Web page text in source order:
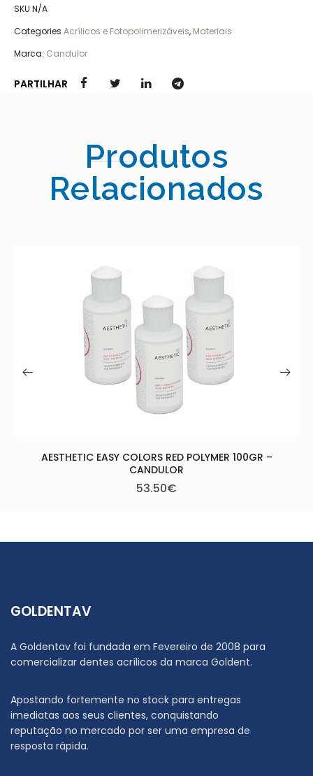
SKU N/A
Categories Acrílicos e Fotopolimerizáveis, Materiais
Marca: Candulor
PARTILHAR
Produtos
Relacionados
100GR –
MEGA CRYL GINGIVA –
GOLDENTAV
A Goldentav foi fundada em Fevereiro de 2008 para
comercializar dentes acrílicos da marca Goldent.
Apostando fortemente no stock para entregas
imediatas aos seus clientes, conquistando
reputação no mercado por ser uma empresa de
resposta rápida.